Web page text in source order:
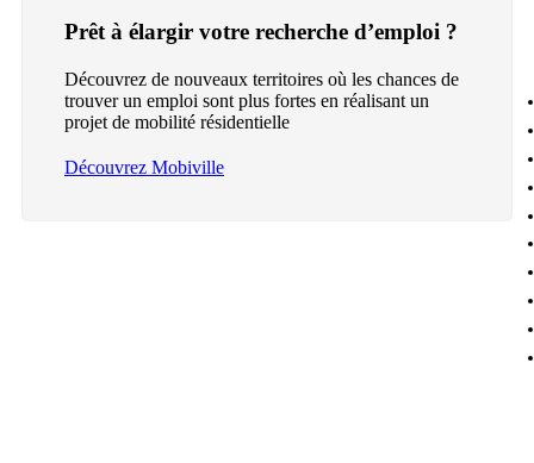
Prêt à élargir votre recherche d’emploi ?
Découvrez de nouveaux territoires où les chances de
trouver un emploi sont plus fortes en réalisant un
projet de mobilité résidentielle
Découvrez Mobiville